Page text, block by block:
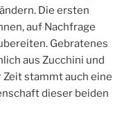
Die ersten
auf Nachfrage
Gebratenes
aus Zucchini und
stammt auch eine
dieser beiden